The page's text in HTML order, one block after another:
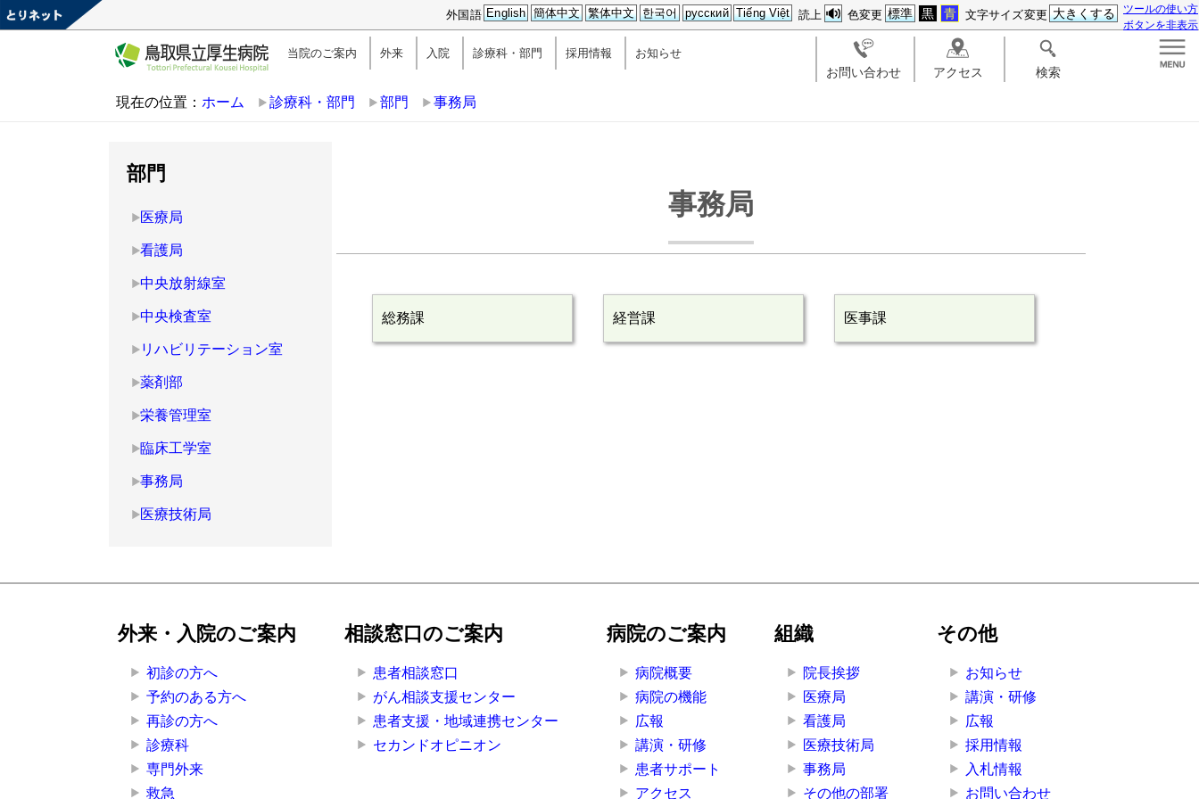
ツールの使い方
ボタンを非表示
文字サイズ変更 大きくする
色変更 標準 黒 青
読上
外国語 English 簡体中文 繁体中文 한국어 русский Tiếng Việt
当院のご案内 外来 入院 診療科・部門 採用情報 お知らせ
お問い合わせ アクセス 検索
現在の位置： ホーム 診療科・部門 部門 事務局
部門
医療局
看護局
中央放射線室
中央検査室
リハビリテーション室
薬剤部
栄養管理室
臨床工学室
事務局
医療技術局
事務局
総務課 経営課 医事課
外来・入院のご案内
初診の方へ
予約のある方へ
再診の方へ
診療科
専門外来
救急
相談窓口のご案内
患者相談窓口
がん相談支援センター
患者支援・地域連携センター
セカンドオピニオン
病院のご案内
病院概要
病院の機能
広報
講演・研修
患者サポート
アクセス
組織
院長挨拶
医療局
看護局
医療技術局
事務局
その他の部署
その他
お知らせ
講演・研修
広報
採用情報
入札情報
お問い合わせ